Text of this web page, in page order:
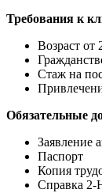
Требования к
Возраст от
Стаж на
Обязательные
Заявление
Паспорт
Копия
Справка 2-